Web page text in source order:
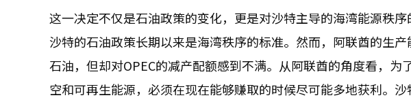
这一决定不仅是石油政策的变化，更是对沙特主导的海湾能源秩序
沙特的石油政策长期以来是海湾秩序的标准。然而，阿联酋的生
石油，但却对OPEC的减产配额感到不满。从阿联酋的角度看，
空和可再生能源，必须在现在能够赚取的时候尽可能多地获利。